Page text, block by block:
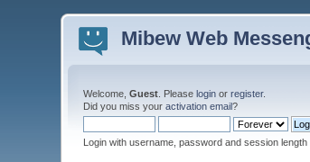
Mibew Web
Welcome,Guest . Pleaselogin orregister.
Did you miss youractivation email?
Login with username, password and session length